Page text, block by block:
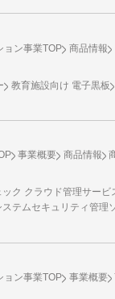
ョン事業TOP 商品情報
教育施設向け 電子黒板
事業概要 商品情報
ク クラウド管理サービ
テムセキュリティ管理
ョン事業TOP 事業概要